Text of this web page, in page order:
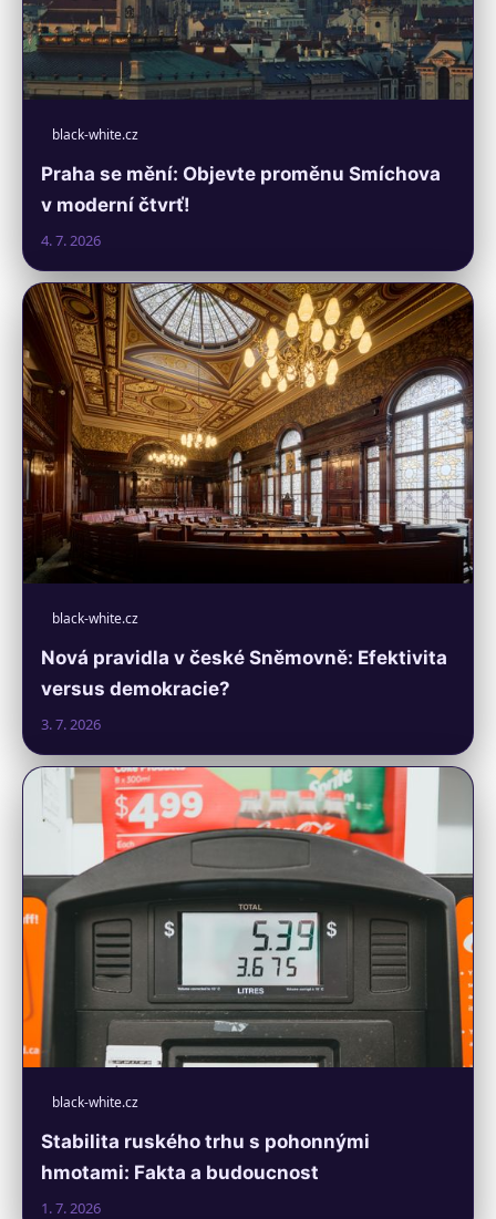
black-white.cz
Praha se mění: Objevte proměnu Smíchova
v moderní čtvrť!
4. 7. 2026
black-white.cz
Nová pravidla v české Sněmovně: Efektivita
versus demokracie?
3. 7. 2026
black-white.cz
Stabilita ruského trhu s pohonnými
hmotami: Fakta a budoucnost
1. 7. 2026